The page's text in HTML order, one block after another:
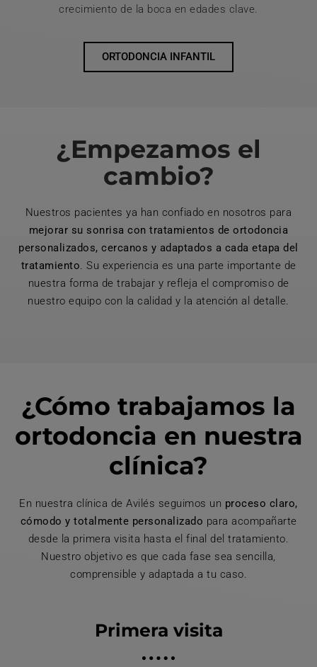
crecimiento de la boca en edades clave.
ORTODONCIA INFANTIL
¿Empezamos el
cambio?
Nuestros pacientes ya han confiado en nosotros para
mejorar su sonrisa con tratamientos de ortodoncia
personalizados, cercanos y adaptados a cada etapa del
tratamiento. Su experiencia es una parte importante de
nuestra forma de trabajar y refleja el compromiso de
nuestro equipo con la calidad y la atención al detalle.
¿Cómo trabajamos la
ortodoncia en nuestra
clínica?
En nuestra clínica de Avilés seguimos un proceso claro,
cómodo y totalmente personalizado para acompañarte
desde la primera visita hasta el final del tratamiento.
Nuestro objetivo es que cada fase sea sencilla,
comprensible y adaptada a tu caso.
Primera visita